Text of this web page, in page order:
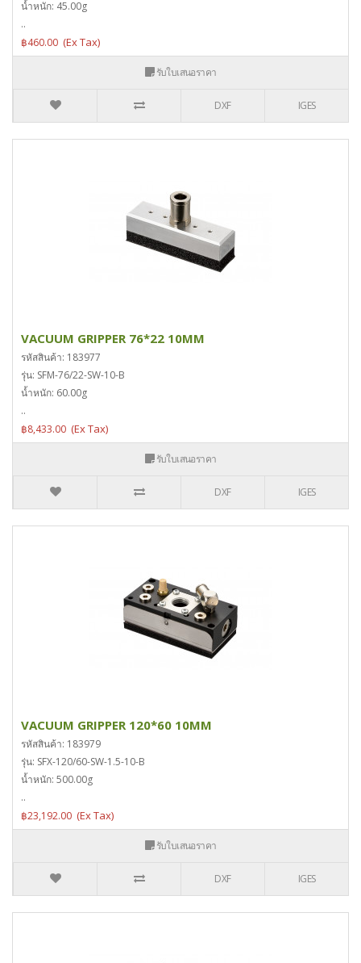
น้ำหนัก: 45.00g
..
฿460.00
รับใบเสนอราคา
DXF IGES
VACUUM GRIPPER 76*22 10MM
รหัสสินค้า: 183977
รุ่น: SFM-76/22-SW-10-B
น้ำหนัก: 60.00g
..
฿8,433.00
รับใบเสนอราคา
DXF IGES
VACUUM GRIPPER 120*60 10MM
รหัสสินค้า: 183979
รุ่น: SFX-120/60-SW-1.5-10-B
น้ำหนัก: 500.00g
..
฿23,192.00
รับใบเสนอราคา
DXF IGES